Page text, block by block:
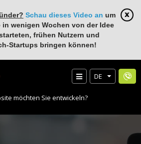
Schau dieses Video an um
in wenigen Wochen von der Idee
frühen Nutzern und
Startups bringen können!
DE